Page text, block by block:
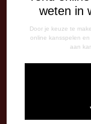
weten in
Door je keuze te
online kansspelen
aan
Telefonisch
Dinsdag
09:00 - 12:15 uur